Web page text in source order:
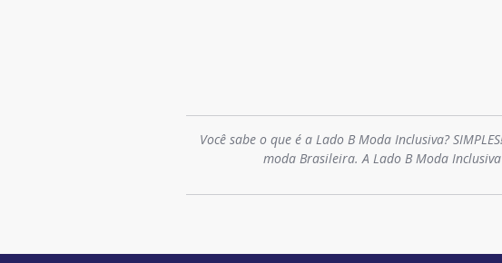
Você sabe o que é a Lado B Moda Inclusiva?
moda Brasileira. A Lado B Moda